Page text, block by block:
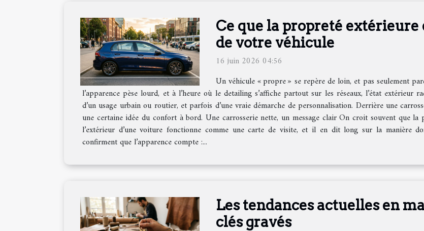
Ce que la propreté
de votre véhicule
16 juin 2026 04:56
Un véhicule « propre » se repère de loin, et pas seulement
l’apparence pèse lourd, et à l’heure où le detailing s’affiche partout sur les réseaux, l’état extérieur
d’un usage urbain ou routier, et parfois d’une vraie démarche de personnalisation. Derrière une
une certaine idée du confort à bord. Une carrosserie nette, un message clair On croit souvent que la
l’extérieur d’une voiture fonctionne comme une carte de visite, et il en dit long sur la manière
confirment que l’apparence compte :...
Les tendances actuelles en
clés gravés